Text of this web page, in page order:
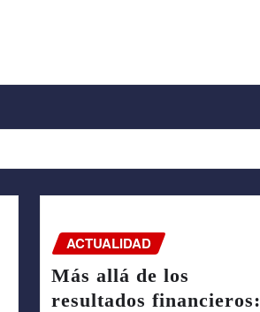
ACTUALIDAD
Más allá de los
resultados financieros: